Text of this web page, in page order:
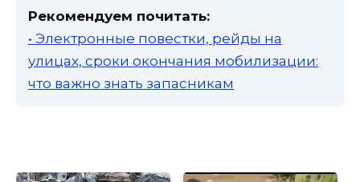
Рекомендуем почитать:
• Электронные повестки, рейды на
улицах, сроки окончания мобилизации:
что важно знать запасникам